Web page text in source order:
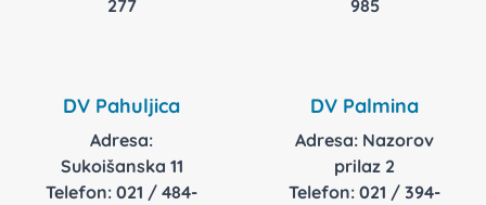
277
985
DV Pahuljica
Adresa:
Sukoišanska 11
Telefon: 021 / 484-
DV Palmina
Adresa: Nazorov
prilaz 2
Telefon: 021 / 394-